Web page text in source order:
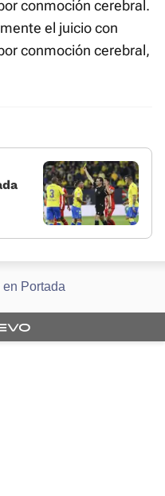
conmoción cerebral.
el juicio con
conmoción cerebral,
Portada